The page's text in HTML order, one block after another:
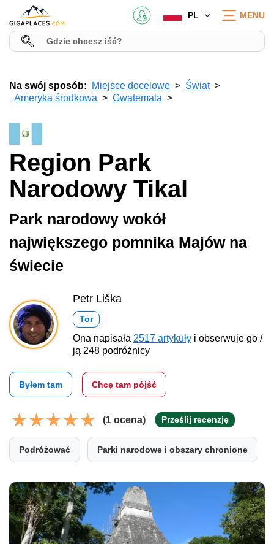
PL MENU
Na swój sposób: Miejsce docelowe
Świat
Ameryka środkowa
Gwatemala
Region Park
Narodowy Tikal
Park narodowy wokół
największego pomnika Majów na
świecie
Petr Liška
Tor
Ona napisała 2517 artykuły i obserwuje go /
ją 248 podróżnicy
Byłem tam Chcę tam pójść
(1 ocena) Prześlij recenzję
Podróżować Parki narodowe i obszary chronione